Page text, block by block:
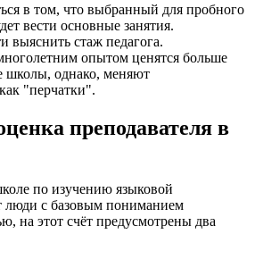
в том, что выбранный для пробного
вести основные занятия.
выяснить стаж педагога.
опытом ценятся больше
школы, однако, меняют
"перчатки".
преподавателя в
по изучению языковой
люди с базовым пониманием
на этот счёт предусмотрены два